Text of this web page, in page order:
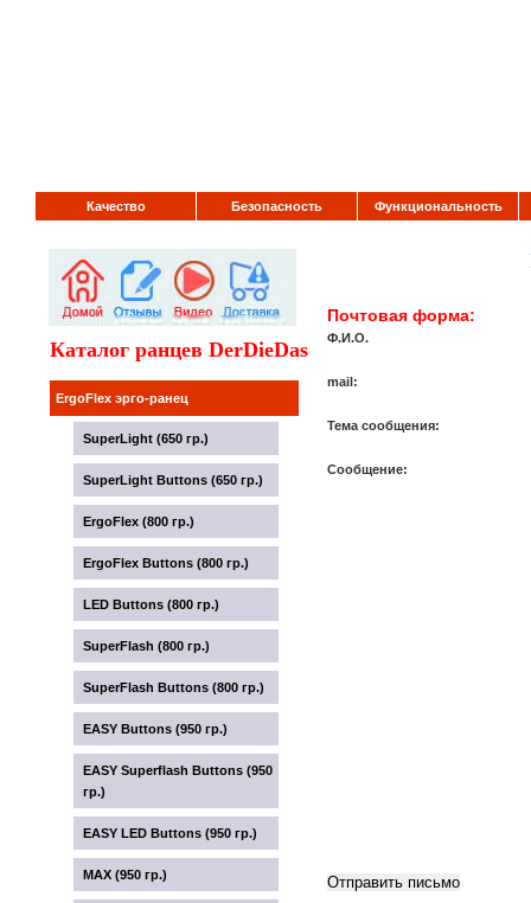
Качество Безопасность Функциональность
Каталог ранцев DerDieDas
ErgoFlex эрго-ранец
SuperLight (650 гр.)
SuperLight Buttons (650 гр.)
ErgoFlex (800 гр.)
ErgoFlex Buttons (800 гр.)
LED Buttons (800 гр.)
SuperFlash (800 гр.)
SuperFlash Buttons (800 гр.)
EASY Buttons (950 гр.)
EASY Superflash Buttons (950
гр.)
EASY LED Buttons (950 гр.)
MAX (950 гр.)
Почтовая форма:
Ф.И.О.
mail:
Тема сообщения:
Сообщение: